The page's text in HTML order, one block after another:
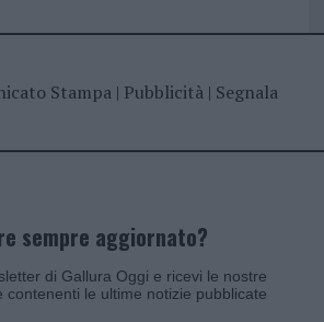
Stampa| Pubblicità| Segnala
sempre aggiornato?
di Gallura Oggi e ricevi le nostre
contenenti le ultime notizie pubblicate